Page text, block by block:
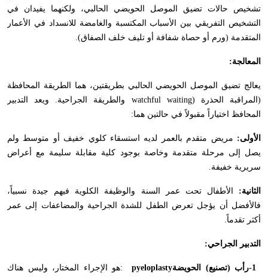
تشخيص حالات تضيق الموصل الحويضي الحالبي، ولكنهما يفيدان في
التشخيص التفريقي بين الأسباب المكتسبة والغامضة للانسداد في الأعمار
المتقدمة (ورم أو حصاة شفافة أو تليف خلف الصفاق).
المعالجة:
يعالج تضيق الموصل الحويضي الحالبي بطريقتين، هما الطريقة المحافظة
(المراقبة الحذرة watchful waiting) والطريقة الجراحية. ويعد التدبير
المحافظ اختياراً مقبولاً في حالتين هما:
الأولى: مريض متقدم بالعمر لديه استسقاء كلوي خفيف أو متوسط ولم
يصل إلى مرحلة متقدمة وخاصة بوجود كلية مقابلة سليمة مع أعراض
سريرية خفيفة.
الثانية: الأطفال تحت عمر السنة والوظيفة الكلوية فيهم جيدة نسبياً،
فالأفضل أن يؤجل تعرض الطفل للشدة الجراحية والمضاعفات إلى عمر
أكثر تقدماً.
التدبير الجراحي:
-1رأب (تصنيع) الحويضةpyeloplasty
:هو الإجراء المختار، وليس هناك